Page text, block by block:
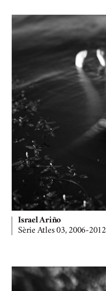
Israel Ariño
Sèrie Atles 03, 2006-2012